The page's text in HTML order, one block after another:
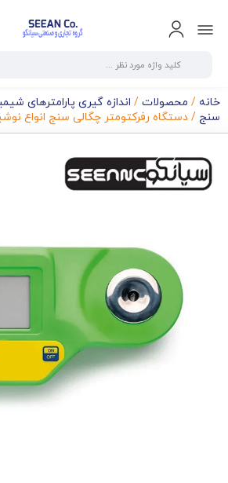
خانه / محصولات / اندازه گیری پارامترهای
سنج / دستگاه رفرکتومتر چگالی سنج انواع